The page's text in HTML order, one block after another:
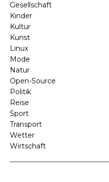
Gesellschaft
Kinder
Kultur
Kunst
Linux
Mode
Natur
Open-Source
Politik
Reise
Sport
Transport
Wetter
Wirtschaft